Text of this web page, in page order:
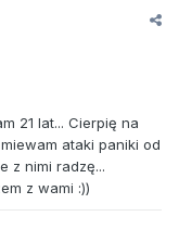
21 lat... Cierpię na
ataki paniki od
z nimi radzę...
z wami :))